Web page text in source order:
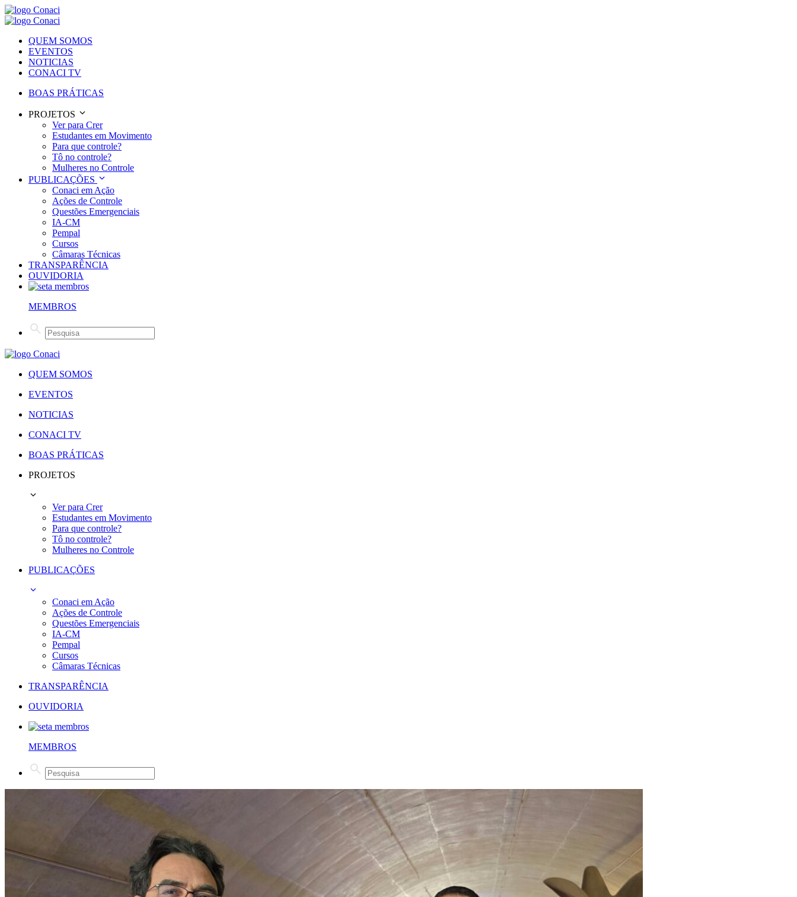
QUEM SOMOS
EVENTOS
NOTICIAS
CONACI TV
BOAS PRÁTICAS
PROJETOS
Ver para Crer
Estudantes em Movimento
Para que controle?
Tô no controle?
Mulheres no Controle
PUBLICAÇÕES
Conaci em Ação
Ações de Controle
Questões Emergenciais
IA-CM
Pempal
Cursos
Câmaras Técnicas
TRANSPARÊNCIA
OUVIDORIA
MEMBROS
QUEM SOMOS
EVENTOS
NOTICIAS
CONACI TV
BOAS PRÁTICAS
PROJETOS
Ver para Crer
Estudantes em Movimento
Para que controle?
Tô no controle?
Mulheres no Controle
PUBLICAÇÕES
Conaci em Ação
Ações de Controle
Questões Emergenciais
IA-CM
Pempal
Cursos
Câmaras Técnicas
TRANSPARÊNCIA
OUVIDORIA
MEMBROS